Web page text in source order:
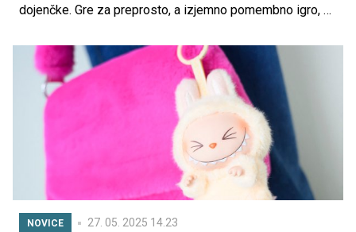
dojenčke. Gre za preprosto, a izjemno pomembno igro, v
predmetom, nato pa se hitro odkrije in reče 'ku-ku'. Ta igra
ni le zabavna, temveč ima tudi ključno vlogo pri razvoju
dojenčkov.
NOVICE 27. 05. 2025 14.23